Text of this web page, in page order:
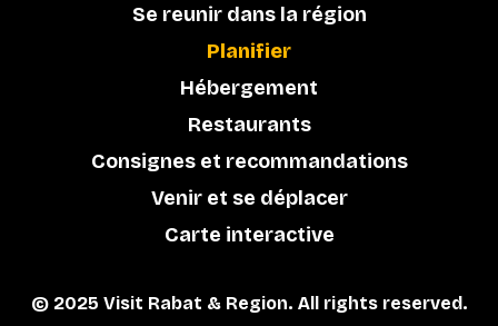
Se reunir dans la région
Planifier
Hébergement
Restaurants
Consignes et recommandations
Venir et se déplacer
Carte interactive
© 2025 Visit Rabat & Region. All rights reserved.